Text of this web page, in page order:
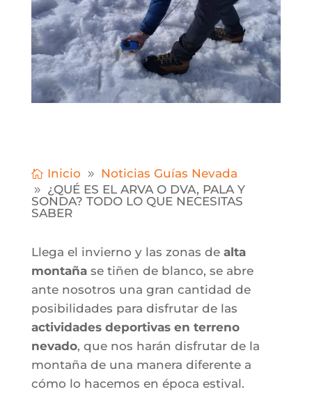
Inicio
Noticias Guías Nevada
¿QUÉ ES EL ARVA O DVA, PALA Y
SONDA? TODO LO QUE NECESITAS
SABER
Llega el invierno y las zonas de alta
montañase tiñen de blanco, se abre
ante nosotros una gran cantidad de
posibilidades para disfrutar de las
actividades deportivas en terreno
nevado, que nos harán disfrutar de la
montaña de una manera diferente a
cómo lo hacemos en época estival.